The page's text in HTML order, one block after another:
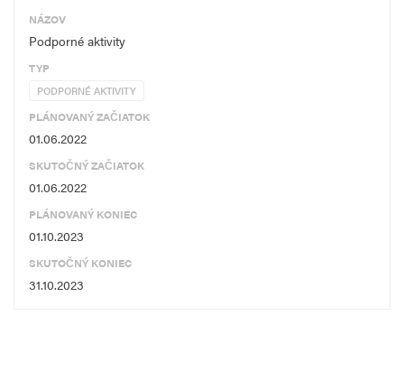
NÁZOV
Podporné aktivity
TYP
PODPORNÉ AKTIVITY
PLÁNOVANÝ ZAČIATOK
01.06.2022
SKUTOČNÝ ZAČIATOK
01.06.2022
PLÁNOVANÝ KONIEC
01.10.2023
SKUTOČNÝ KONIEC
31.10.2023